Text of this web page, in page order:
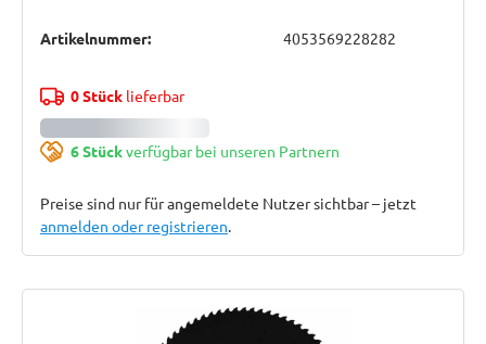
Artikelnummer: 4053569228282
0 Stücklieferbar
6 Stückverfügbar bei unseren Partnern
Preise sind nur für angemeldete Nutzer sichtbar – jetzt
anmelden oder registrieren.